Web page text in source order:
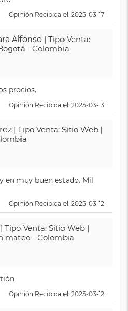
Opinión Recibida el: 2025-03-17
Alfonso | Tipo Venta:
- Colombia
precios.
Opinión Recibida el: 2025-03-13
| Tipo Venta: Sitio Web |
en muy buen estado. Mil
Opinión Recibida el: 2025-03-12
| Tipo Venta: Sitio Web |
mateo - Colombia
Opinión Recibida el: 2025-03-12